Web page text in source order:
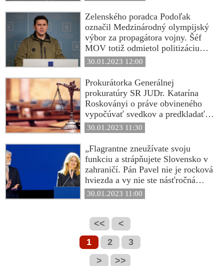
Zelenského poradca Podoľak
označil Medzinárodný olympijský
výbor za propagátora vojny. Šéf
MOV totiž odmietol politizáciu
športu a ruským športovcom chce
umožniť zúčastniť sa olympiády v
Paríži: „Olympijská charta
zakazuje diskrimináciu. Vylúčenie
športovcov kvôli príslušnosti k
národu je porušovaním ľudských
práv,“ vyhlásil Thomas Bach
30.01.2023 12:00
Prokurátorka Generálnej
prokuratúry SR JUDr. Katarína
Roskoványi o práve obvineného
vypočúvať svedkov a predkladať
listinné dôkazy vo svoj prospech:
Právo na spravodlivý proces má
prominentné postavenie
v demokratickej spoločnosti
a neexistuje dôvod pre ktorý by
toto právo malo byť vykladané
reštriktívne!
30.01.2023 11:30
„Flagrantne zneužívate svoju
funkciu a strápňujete Slovensko v
zahraničí. Pán Pavel nie je rocková
hviezda a vy nie ste násťročná
pubertiačka, aby ste si od neho
preberala košieľky ako americké
čo ich veľkodušne vpustil do svojej
spálne,“ píše prezidentke
Čaputovej v otvorenom liste Ľuboš
Blaha
30.01.2023 11:00
<<
<
1
2
3
>
>>